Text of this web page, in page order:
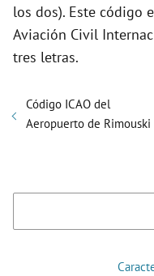
los dos). Este código
Aviación Civil
tres letras.
Código ICAO del
Aeropuerto de Rimouski